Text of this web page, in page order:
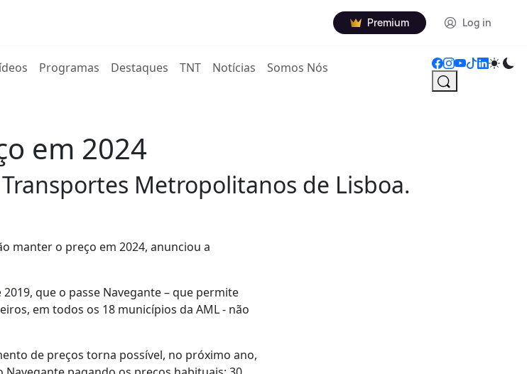
Premium Log in
Programas Destaques TNT Notícias Somos Nós
em 2024
Metropolitanos de Lisboa.
manter o preço em 2024, anunciou a
que o passe Navegante – que permite
em todos os 18 municípios da AML - não
de preços torna possível, no próximo ano,